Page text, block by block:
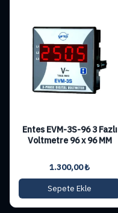
Entes EVM-3S-96 3 Fazlı
Voltmetre 96 x 96 MM
1.300,00₺
Sepete Ekle